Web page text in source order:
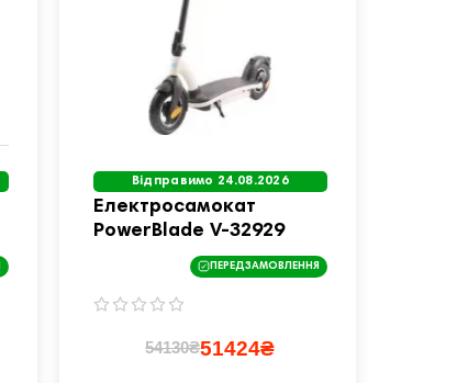
Відправимо 24.08.2026
Електросамокат
PowerBlade V-32929
ПЕРЕДЗАМОВЛЕННЯ
54130₴51424₴